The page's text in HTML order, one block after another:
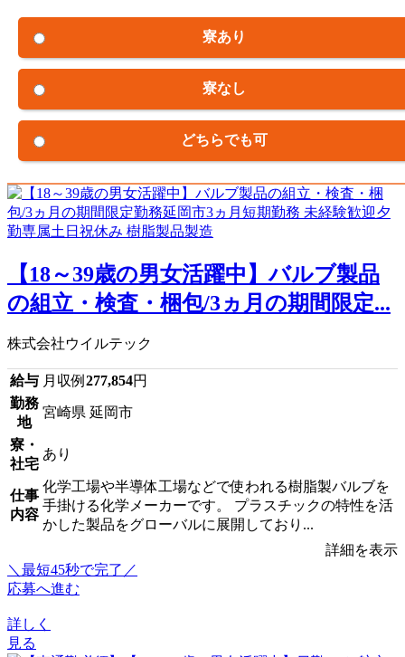
寮あり
寮なし
どちらでも可
【18～39歳の男女活躍中】バルブ製品
の組立・検査・梱包/3ヵ月の期間限定...
株式会社ウイルテック
給与 月収例 277,854円
勤務
地
宮崎県 延岡市
寮・
社宅
あり
仕事
内容
化学工場や半導体工場などで使われる樹脂製バルブを
手掛ける化学メーカーです。 プラスチックの特性を活
かした製品をグローバルに展開しており...
詳細を表示
＼最短45秒で完了／
応募へ進む
詳しく
見る